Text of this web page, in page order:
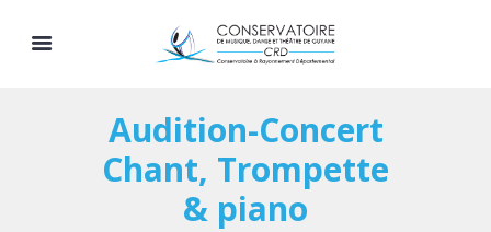
Audition-Concert
Chant, Trompette
& piano